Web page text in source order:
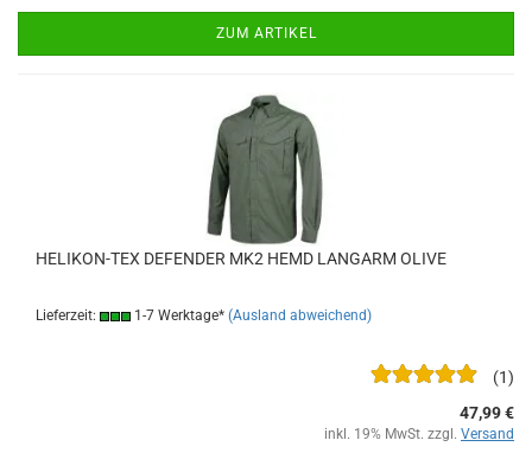
ZUM ARTIKEL
HELIKON-TEX DEFENDER MK2 HEMD LANGARM OLIVE
Lieferzeit: 1-7 Werktage* (Ausland abweichend)
1
47,99 €
inkl. 19% MwSt. zzgl. Versand